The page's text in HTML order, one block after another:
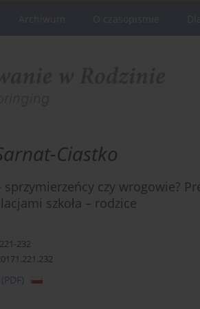
Ciastko
czy wrogowie?
szkoła – rodzice
232
(PDF)